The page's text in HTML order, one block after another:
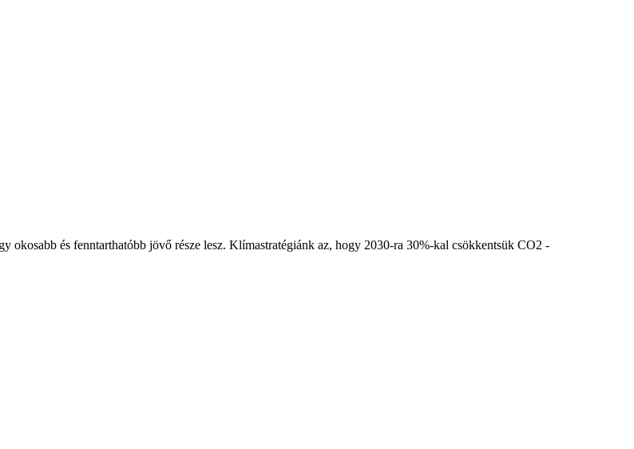
okosabb és fenntarthatóbb jövő része lesz. Klímastratégiánk az, hogy 2030-ra 30%-kal csökkentsük CO2 -